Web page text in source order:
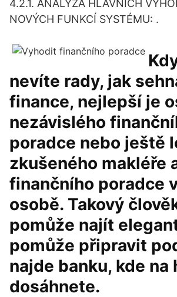
4.2.1. ANALÝZA HLAVNÍCH
NOVÝCH FUNKCÍ SYSTÉMU: .
nevíte rady, jak
finance, nejlepší je
nezávislého
poradce nebo ještě
zkušeného makléře
finančního poradce
osobě. Takový
pomůže najít
pomůže připravit
najde banku, kde na
dosáhnete.